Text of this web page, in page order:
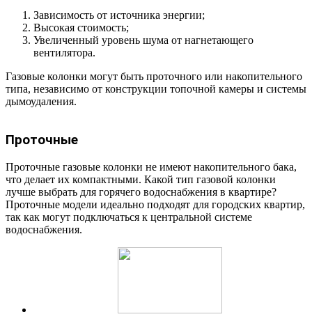
Зависимость от источника энергии;
Высокая стоимость;
Увеличенный уровень шума от нагнетающего
вентилятора.
Газовые колонки могут быть проточного или накопительного
типа, независимо от конструкции топочной камеры и системы
дымоудаления.
Проточные
Проточные газовые колонки не имеют накопительного бака,
что делает их компактными. Какой тип газовой колонки
лучше выбрать для горячего водоснабжения в квартире?
Проточные модели идеально подходят для городских квартир,
так как могут подключаться к центральной системе
водоснабжения.